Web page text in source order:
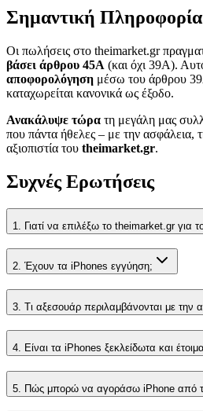
Σημαντική
Οι πωλήσεις στο theimarket.gr
βάσει άρθρου 45Α (και όχι 39Α).
αποφορολόγηση μέσω του άρθρου
καταχωρείται κανονικά ως έξοδο.
Ανακάλυψε τώρα τη μεγάλη μας
που πάντα ήθελες – με την ασφάλεια,
αξιοπιστία του theimarket.gr.
Συχνές Ερωτήσεις
1. Γιατί να επιλέξω το theimarket.gr για
2. Έχουν τα iPhones εγγύηση;
3. Τι αξεσουάρ περιλαμβάνονται με την
4. Είναι τα iPhones ξεκλείδωτα και
5. Πώς μπορώ να αγοράσω iPhone από